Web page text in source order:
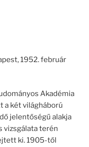
1952. február
Akadémia
a két világháború
jelentőségű alakja
vizsgálata terén
ki. 1905-től